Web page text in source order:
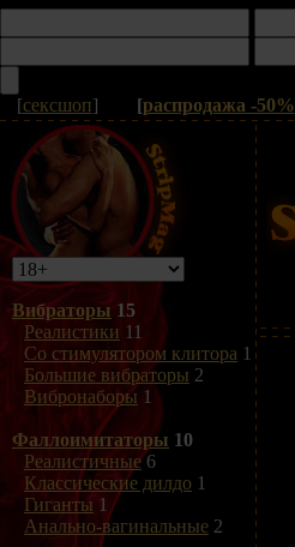
[сексшоп] [распродажа -50%
Вибраторы 15
Реалистики 11
Со стимулятором клитора 1
Большие вибраторы 2
Вибронаборы 1
Фаллоимитаторы 10
Реалистичные6
Классические дилдо 1
Гиганты 1
Анально-вагинальные 2